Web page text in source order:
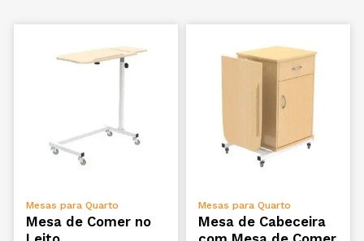
ADICIONAR
Mesas para Quarto
Mesa de Comer no
ADICIONAR
Mesas para Quarto
Mesa de Cabeceira